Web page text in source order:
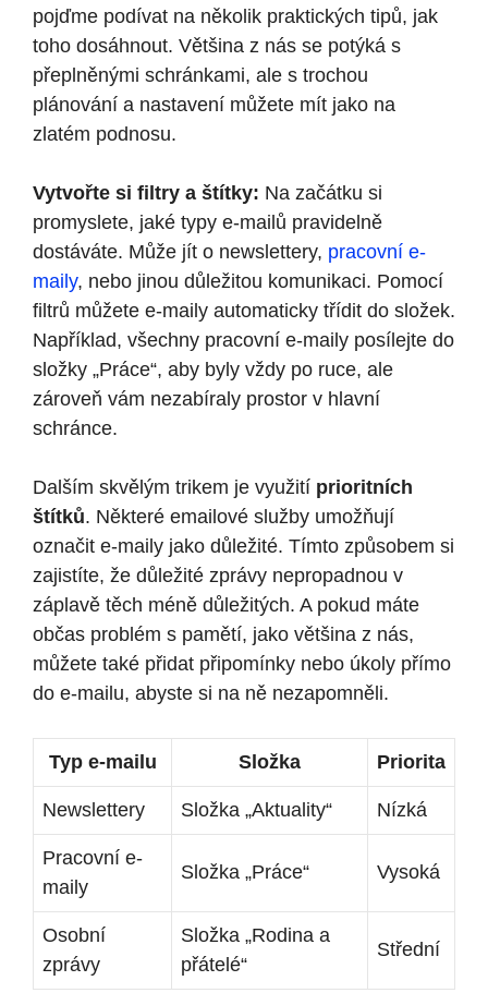
pojďme podívat na několik praktických tipů, jak
toho dosáhnout. Většina z nás se potýká s
přeplněnými schránkami, ale s trochou
plánování a nastavení můžete mít jako na
zlatém podnosu.
Vytvořte si filtry a štítky: Na začátku si
promyslete, jaké typy e-mailů pravidelně
dostáváte. Může jít o newslettery, pracovní e-
maily, nebo jinou důležitou komunikaci. Pomocí
filtrů můžete e-maily automaticky třídit do složek.
Například, všechny pracovní e-maily posílejte do
složky „Práce“, aby byly vždy po ruce, ale
zároveň vám nezabíraly prostor v hlavní
schránce.
Dalším skvělým trikem je využití prioritních
štítků. Některé emailové služby umožňují
označit e-maily jako důležité. Tímto způsobem si
zajistíte, že důležité zprávy nepropadnou v
záplavě těch méně důležitých. A pokud máte
občas problém s pamětí, jako většina z nás,
můžete také přidat připomínky nebo úkoly přímo
do e-mailu, abyste si na ně nezapomněli.
Typ e-mailu Složka Priorita
Newslettery Složka „Aktuality“ Nízká
Pracovní e-
maily
Složka „Práce“ Vysoká
Osobní
zprávy
Složka „Rodina a
přátelé“
Střední